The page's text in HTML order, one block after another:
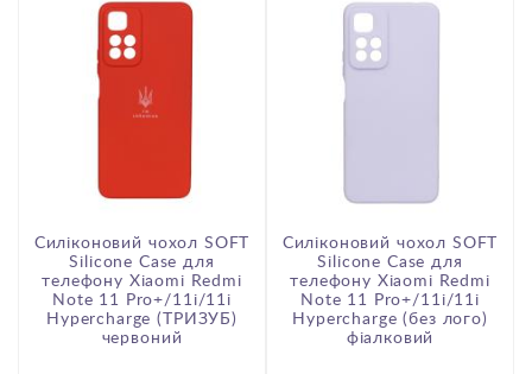
Силіконовий чохол SOFT
Silicone Case для
телефону Xiaomi Redmi
Note 11 Pro+/11i/11i
Hypercharge (ТРИЗУБ)
червоний
Силіконовий чохол SOFT
Silicone Case для
телефону Xiaomi Redmi
Note 11 Pro+/11i/11i
Hypercharge (без лого)
фіалковий